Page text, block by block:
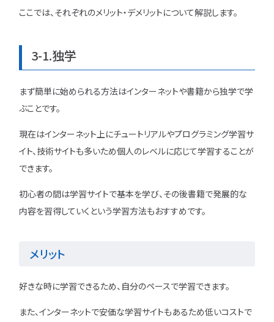
ここでは、それぞれのメリット・デメリットについて解説します。
3-1.独学
まず簡単に始められる方法はインターネットや書籍から独学で学
ぶことです。
現在はインターネット上にチュートリアルやプログラミング学習サ
イト、技術サイトも多いため個人のレベルに応じて学習することが
できます。
初心者の間は学習サイトで基本を学び、その後書籍で発展的な
内容を習得していくという学習方法もおすすめです。
メリット
好きな時に学習できるため、自分のペースで学習できます。
また、インターネットで安価な学習サイトもあるため低いコストで